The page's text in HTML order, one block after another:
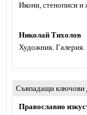
Икони, стенописи и
Николай Тихолов
Художник. Галерия.
Съвпадащи ключови
Православно